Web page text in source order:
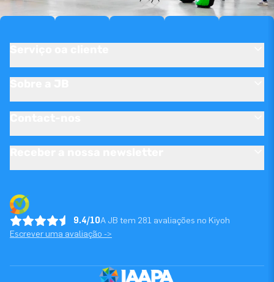
9.4/10A JB tem 281 avaliações no Kiyoh
Escrever uma avaliação ->